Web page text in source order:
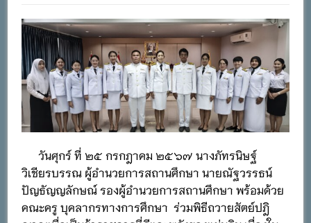
วันศุกร์ ที่ ๒๕ กรกฎาคม ๒๕๖๗ นางภัทรนิษฐ์
วิเชียรบรรณ ผู้อำนวยการสถานศึกษา นายณัฐวรรธน์
ปัญธัญญลักษณ์ รองผู้อำนวยการสถานศึกษา พร้อมด้วย
คณะครู บุคลากรทางการศึกษา ร่วมพิธีถวายสัตย์ปฎิ